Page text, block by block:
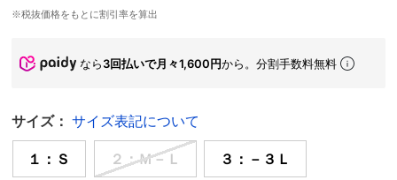
※税抜価格をもとに割引率を算出
なら3回払いで月々1,600円から。分割手数料無料
サイズ： サイズ表記について
１：Ｓ ２：Ｍ－Ｌ ３：－３Ｌ